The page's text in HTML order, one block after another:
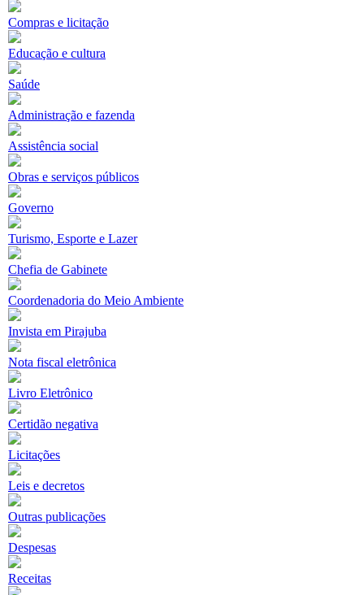
Compras e licitação
Educação e cultura
Saúde
Administração e fazenda
Assistência social
Obras e serviços públicos
Governo
Turismo, Esporte e Lazer
Chefia de Gabinete
Coordenadoria do Meio Ambiente
Invista em Pirajuba
Nota fiscal eletrônica
Livro Eletrônico
Certidão negativa
Licitações
Leis e decretos
Outras publicações
Despesas
Receitas